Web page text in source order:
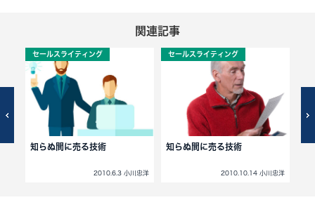
関連記事
セールスライティング
知らぬ間に売る技術
2010.6.3 小川忠洋
セールスライティング
知らぬ間に売る技術
2010.10.14 小川忠洋